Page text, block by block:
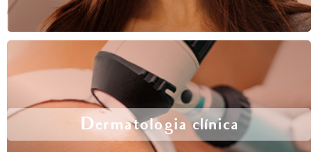
Dermatologia clínica